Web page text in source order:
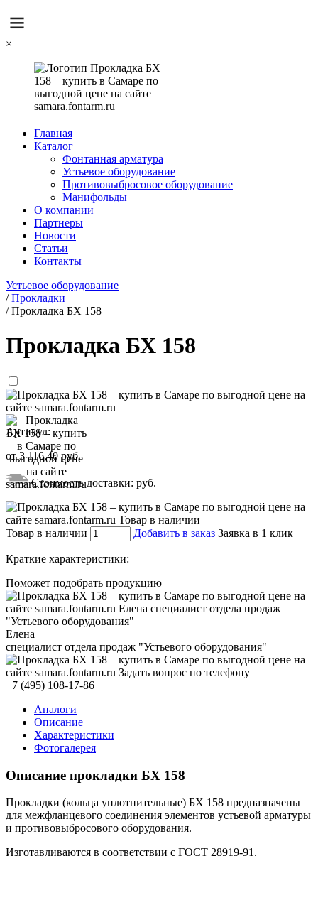
×
Главная
Каталог
Фонтанная арматура
Устьевое оборудование
Противовыбросовое оборудование
Манифольды
О компании
Партнеры
Новости
Статьи
Контакты
Устьевое оборудование
/Прокладки
/Прокладка БХ 158
Прокладка БХ 158
Артикул:
от3 116,40руб.
Стоимость доставки: руб.
Товар в наличии Добавить в заказ Заявка в 1 клик
Краткие характеристики:
Поможет подобрать продукцию
Елена
специалист отдела продаж "Устьевого оборудования"
+7 (495) 108-17-86
Аналоги
Описание
Характеристики
Фотогалерея
Описание прокладки БХ 158
Прокладки (кольца уплотнительные) БХ 158 предназначены
для межфланцевого соединения элементов устьевой арматуры
и противовыбросового оборудования.
Изготавливаются в соответствии с ГОСТ 28919-91.